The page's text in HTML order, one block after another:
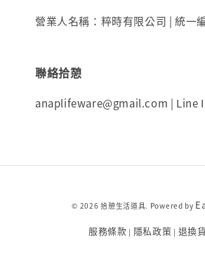
營業人名稱：粹時有限公司 | 統一
聯絡拾憩
anaplifeware@gmail.com | Line
© 2026 拾憩生活道具. Powered by
服務條款 | 隱私政策 | 退換